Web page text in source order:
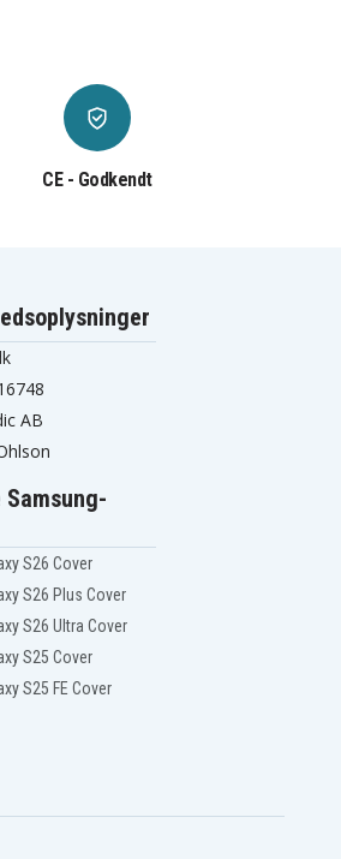
CE - Godkendt
AB
S26 Cover
S26 Plus Cover
S26 Ultra Cover
S25 Cover
S25 FE Cover